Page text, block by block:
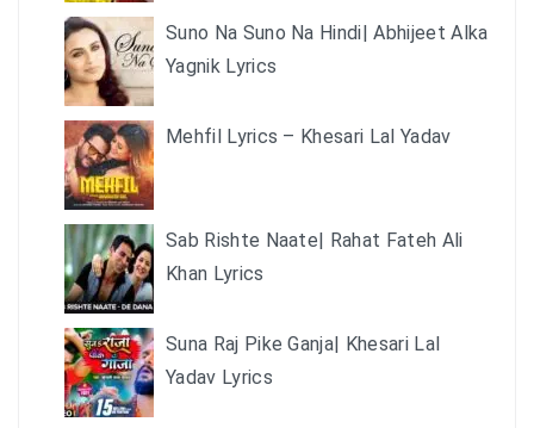
Suno Na Suno Na Hindi| Abhijeet Alka
Yagnik Lyrics
Mehfil Lyrics – Khesari Lal Yadav
Sab Rishte Naate| Rahat Fateh Ali
Khan Lyrics
Suna Raj Pike Ganja| Khesari Lal
Yadav Lyrics